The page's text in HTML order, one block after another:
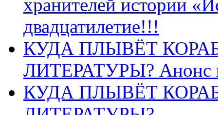
хранителей истории
двадцатилетие!!!
КУДА ПЛЫВЁТ
ЛИТЕРАТУРЫ? Анонс
КУДА ПЛЫВЁТ